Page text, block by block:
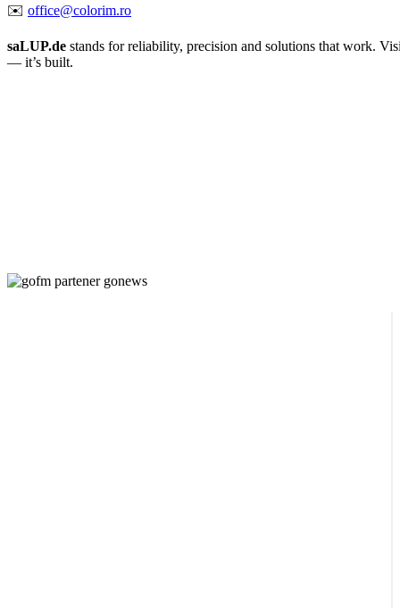
✉️ office@colorim.ro
saLUP.de stands for reliability, precision and solutions that work.
— it’s built.